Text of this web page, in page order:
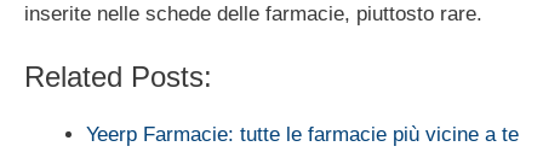
inserite nelle schede delle farmacie, piuttosto rare.
Related Posts:
Yeerp Farmacie: tutte le farmacie più vicine a te